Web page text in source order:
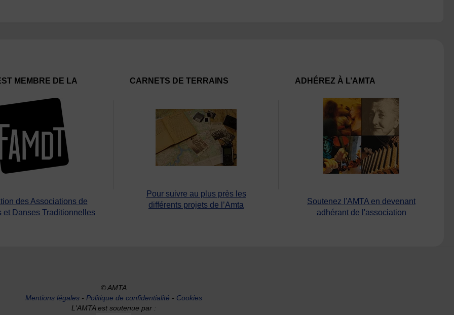
MEMBRE DE LA
des Associations de
et Danses Traditionnelles
CARNETS DE TERRAINS
Pour suivre au plus près les
différents projets de l’Amta
ADHÉREZ À L’AMTA
Soutenez l'AMTA en devenant
adhérant de l'association
© AMTA
Mentions légales- Politique de confidentialité - Cookies
L'AMTA est soutenue par :